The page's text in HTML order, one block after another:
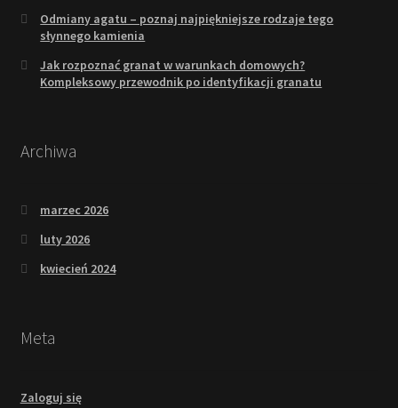
Odmiany agatu – poznaj najpiękniejsze rodzaje tego
słynnego kamienia
Jak rozpoznać granat w warunkach domowych?
Kompleksowy przewodnik po identyfikacji granatu
Archiwa
marzec 2026
luty 2026
kwiecień 2024
Meta
Zaloguj się